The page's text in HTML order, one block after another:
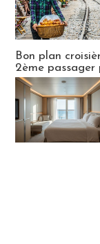
Bon plan
2ème